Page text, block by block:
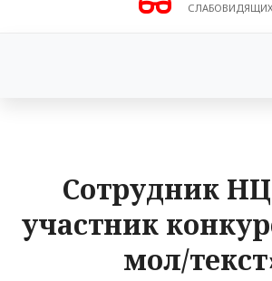
СЛАБОВИДЯЩИХ
Сотрудник
участник
мол/